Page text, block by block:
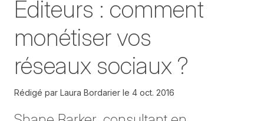
Editeurs : comment
monétiser vos
réseaux sociaux ?
Rédigé par Laura Bordarier le 4 oct. 2016